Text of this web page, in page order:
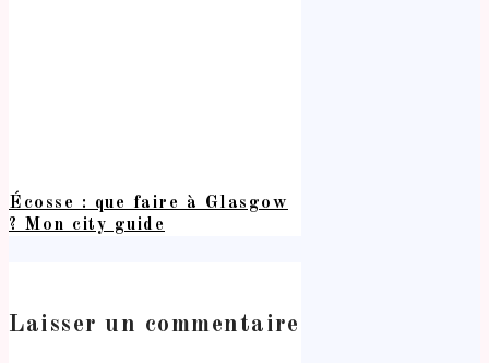
Écosse : que faire à Glasgow
? Mon city guide
Laisser un commentaire